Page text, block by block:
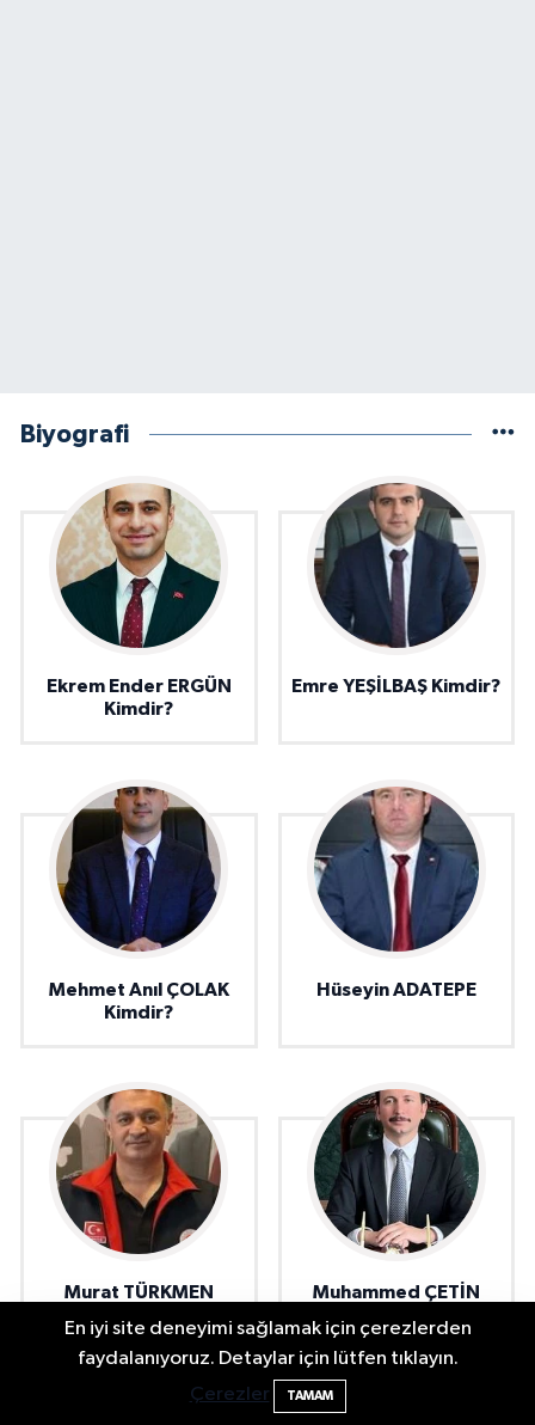
Biyografi
Ekrem Ender ERGÜN
Kimdir?
Emre YEŞİLBAŞ Kimdir?
Mehmet Anıl ÇOLAK
Kimdir?
Hüseyin ADATEPE
Murat TÜRKMEN
Muhammed ÇETİN
En iyi site deneyimi sağlamak için çerezlerden
faydalanıyoruz. Detaylar için lütfen tıklayın.
Çerezler
TAMAM
Bartın'da Şafak Operasyonu: 5 Gözaltı, 4
Şüpheli Aranıyor